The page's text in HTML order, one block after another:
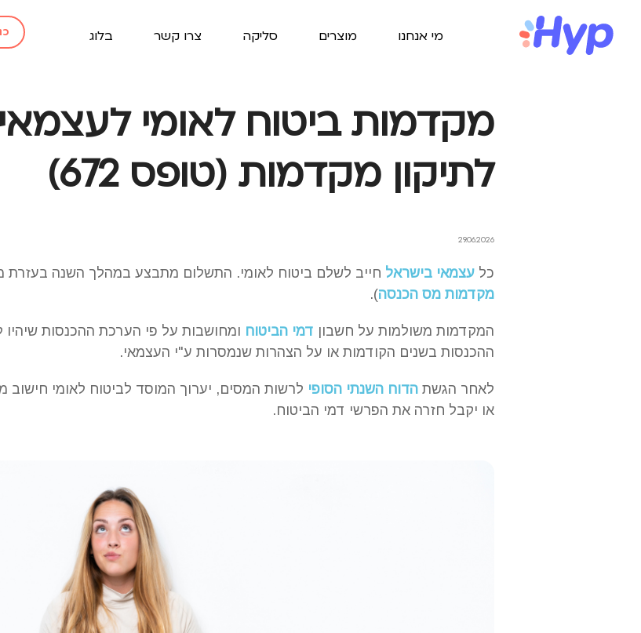
מי אנחנו מוצרים סליקה צרו קשר בלוג
מקדמות ביטוח לאומי
לתיקון מקדמות (טופס 672)
29.06.2026
כל עצמאי בישראל חייב לשלם ביטוח לאומי. התשלום מתבצע במהלך השנה בעזרת
מקדמות מס הכנסה).
המקדמות משולמות על חשבון דמי הביטוח ומחושבות על פי הערכת ההכנסות
ההכנסות בשנים הקודמות או על הצהרות שנמסרות ע"י העצמאי.
לאחר הגשת הדוח השנתי הסופי לרשות המסים, יערוך המוסד לביטוח לאומי
או יקבל חזרה את הפרשי דמי הביטוח.